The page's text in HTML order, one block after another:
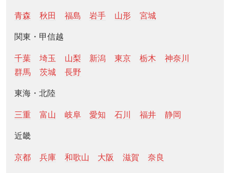
青森 秋田 福島 岩手 山形 宮城
関東・甲信越
千葉 埼玉 山梨 新潟 東京 栃木
神奈川
群馬
茨城 長野
東海・北陸
三重 富山 岐阜 愛知 石川 福井 静岡
近畿
京都 兵庫 和歌山 大阪 滋賀 奈良